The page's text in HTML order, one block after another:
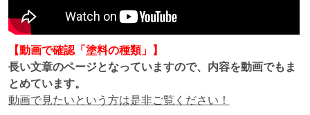
【動画で確認「塗料の種類」】
長い文章のページとなっていますので、内容を動画でもま
とめています。
動画で見たいという方は是非ご覧ください！